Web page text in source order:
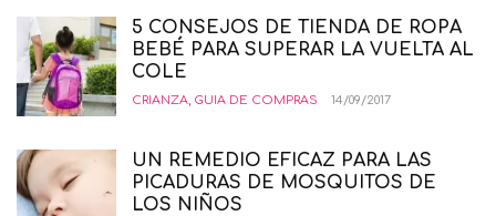
5 CONSEJOS DE TIENDA DE ROPA
BEBÉ PARA SUPERAR LA VUELTA AL
COLE
CRIANZA, GUIA DE COMPRAS 14/09/2017
UN REMEDIO EFICAZ PARA LAS
PICADURAS DE MOSQUITOS DE
LOS NIÑOS